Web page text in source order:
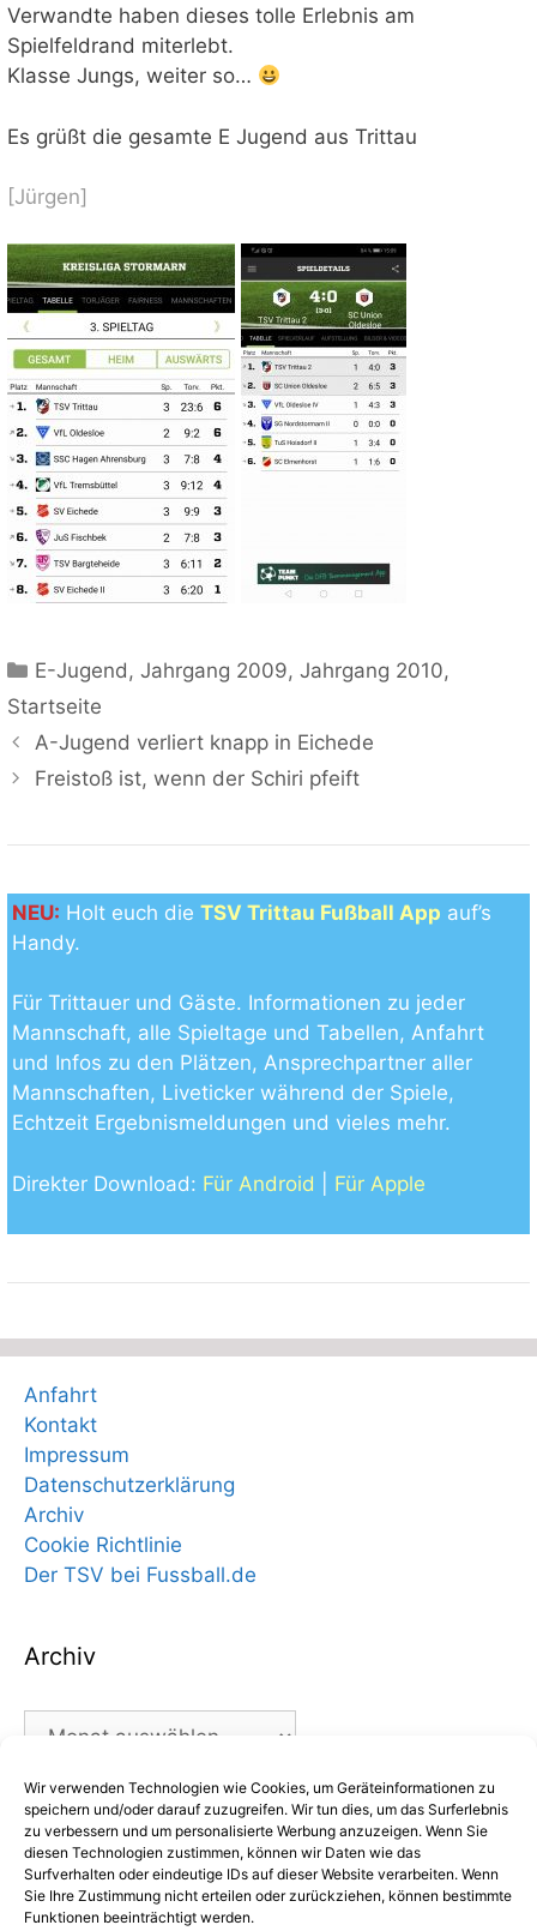
Wir verwenden Technologien wie Cookies, um Geräteinformationen zu
speichern und/oder darauf zuzugreifen. Wir tun dies, um das Surferlebnis
zu verbessern und um personalisierte Werbung anzuzeigen. Wenn Sie
diesen Technologien zustimmen, können wir Daten wie das
Surfverhalten oder eindeutige IDs auf dieser Website verarbeiten. Wenn
Sie Ihre Zustimmung nicht erteilen oder zurückziehen, können bestimmte
Funktionen beeinträchtigt werden.
Verwandte haben dieses tolle Erlebnis am
Spielfeldrand miterlebt.
Klasse Jungs, weiter so…
Es grüßt die gesamte E Jugend aus Trittau
[Jürgen]
Kategorien
E-Jugend ,Jahrgang 2009,Jahrgang 2010,
Startseite
A-Jugend verliert knapp in Eichede
Freistoß ist, wenn der Schiri pfeift
NEU: Holt euch die TSV Trittau Fußball App auf’s
Handy.
Für Trittauer und Gäste. Informationen zu jeder
Mannschaft, alle Spieltage und Tabellen, Anfahrt
und Infos zu den Plätzen, Ansprechpartner aller
Mannschaften, Liveticker während der Spiele,
Echtzeit Ergebnismeldungen und vieles mehr.
Direkter Download: Für Android Für Apple
Anfahrt
Kontakt
Impressum
Datenschutzerklärung
Archiv
Cookie Richtlinie
Der TSV bei Fussball.de
Archiv
Archiv
Kategorien
Kategorien